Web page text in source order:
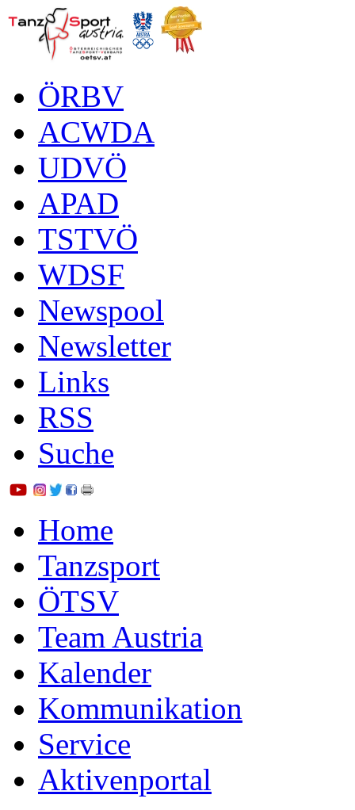
ÖRBV
ACWDA
UDVÖ
APAD
TSTVÖ
WDSF
Newspool
Newsletter
Links
RSS
Suche
Home
Tanzsport
ÖTSV
Team Austria
Kalender
Kommunikation
Service
Aktivenportal